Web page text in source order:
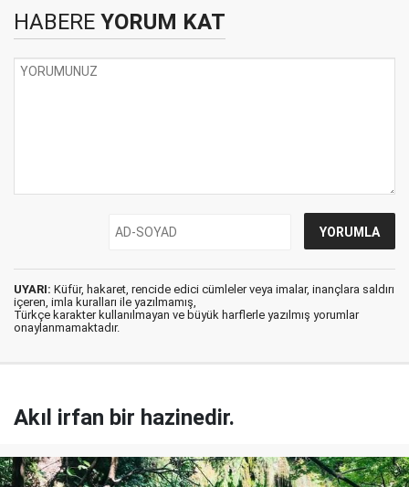
HABERE YORUM KAT
UYARI: Küfür, hakaret, rencide edici cümleler veya imalar, inançlara saldırı
içeren, imla kuralları ile yazılmamış,
Türkçe karakter kullanılmayan ve büyük harflerle yazılmış yorumlar
onaylanmamaktadır.
Akıl irfan bir hazinedir.